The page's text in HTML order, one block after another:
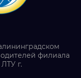
филиала
г.